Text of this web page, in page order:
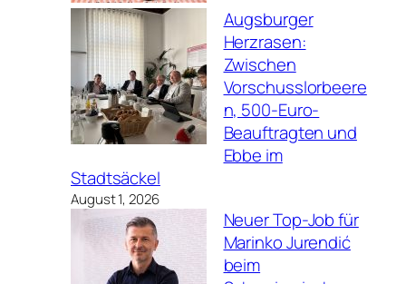
Augsburger
Herzrasen:
Zwischen
Vorschusslorbeere
n, 500-Euro-
Beauftragten und
Ebbe im
Stadtsäckel
August 1, 2026
Neuer Top-Job für
Marinko Jurendić
beim